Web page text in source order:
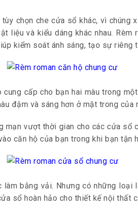
chọn che cửa sổ khác, vì
liệu và kiểu dáng khác nhau.
kiểm soát ánh sáng, tạo sự
cấp cho bạn hai màu trong
đậm và sáng hơn ở mặt trong của
mạn vượt thời gian cho các cửa sổ
căn hộ của bạn trong khi bạn tận
làm bằng vải. Nhưng có những
sổ hoàn hảo cho thiết kế nội thất